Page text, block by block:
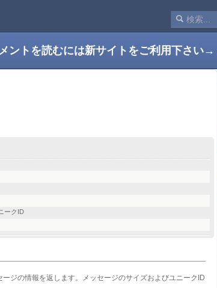
ントを読むには新サイトをご利用下さい→
ークID
ージの情報を返します。メッセージのサイズおよびユニークID